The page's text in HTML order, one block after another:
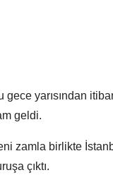
gece yarısından
geldi.
zamla birlikte
çıktı.